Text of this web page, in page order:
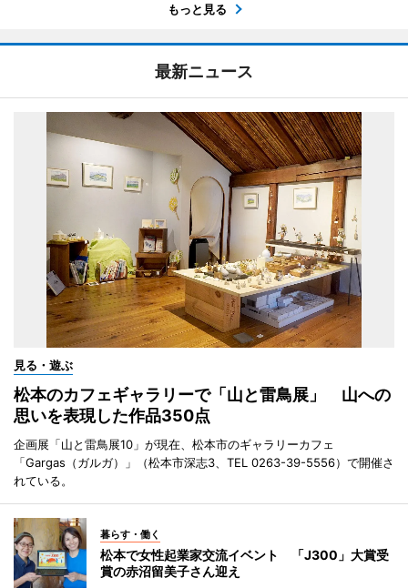
もっと見る
最新ニュース
見る・遊ぶ
松本のカフェギャラリーで「山と雷鳥展」 山への
思いを表現した作品350点
企画展「山と雷鳥展10」が現在、松本市のギャラリーカフェ
「Gargas（ガルガ）」（松本市深志3、TEL 0263-39-5556）で開催さ
れている。
暮らす・働く
松本で女性起業家交流イベント 「J300」大賞受
賞の赤沼留美子さん迎え